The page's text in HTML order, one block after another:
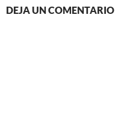
DEJA UN COMENTARIO